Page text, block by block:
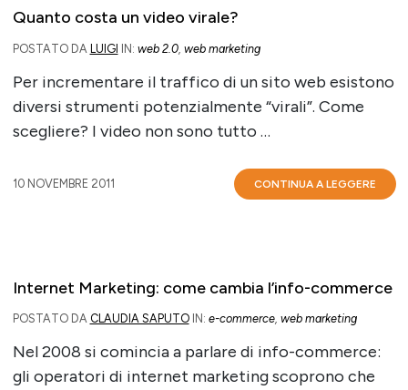
Quanto costa un video virale?
POSTATO DA LUIGI IN: web 2.0, web marketing
Per incrementare il traffico di un sito web esistono
diversi strumenti potenzialmente “virali”. Come
scegliere? I video non sono tutto …
10 NOVEMBRE 2011 CONTINUA A LEGGERE
Internet Marketing: come cambia l’info-commerce
POSTATO DA CLAUDIA SAPUTOIN: e-commerce, web marketing
Nel 2008 si comincia a parlare di info-commerce:
gli operatori di internet marketing scoprono che